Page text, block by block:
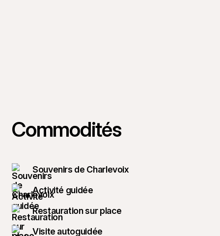
Commodités
Souvenirs de Charlevoix
Activité guidée
Restauration sur place
Visite autoguidée